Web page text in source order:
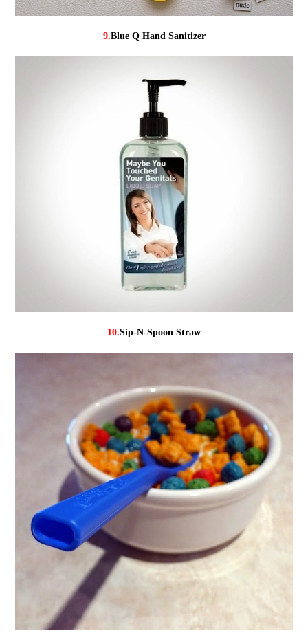
9.Blue Q Hand Sanitizer
10.Sip-N-Spoon Straw